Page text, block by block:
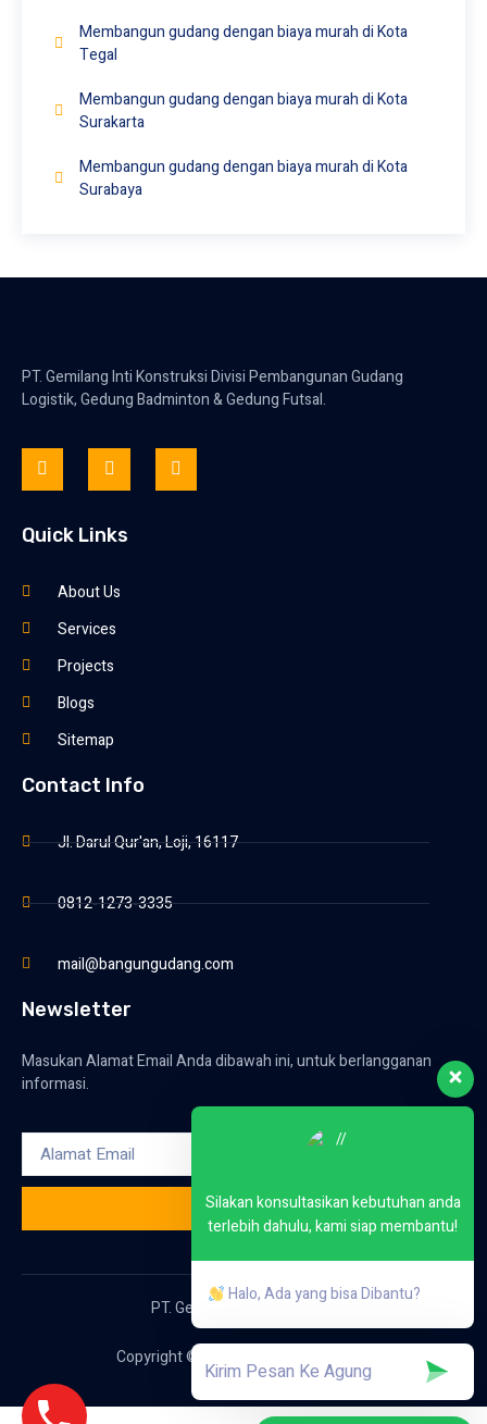
Membangun gudang dengan biaya murah di Kota
Tegal
Membangun gudang dengan biaya murah di Kota
Surakarta
Membangun gudang dengan biaya murah di Kota
Surabaya
PT. Gemilang Inti Konstruksi Divisi Pembangunan Gudang
Logistik, Gedung Badminton & Gedung Futsal.
Quick Links
About Us
Services
Projects
Blogs
Sitemap
Contact Info
Jl. Darul Qur'an, Loji, 16117
0812-1273-3335
mail@bangungudang.com
Newsletter
Masukan Alamat Email Anda dibawah ini, untuk berlangganan
informasi.
KIRIM
PT. Gemilang Inti Konstruksi
Copyright © 2023. All rights reserved.
Silakan konsultasikan kebutuhan anda
terlebih dahulu, kami siap membantu!
Halo, Ada yang bisa Dibantu?